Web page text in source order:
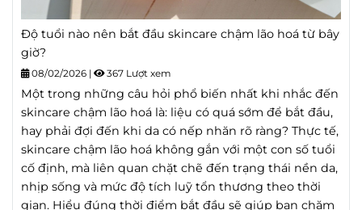
Độ tuổi nào nên bắt đầu skincare chậm lão hoá từ bây
giờ?
08/02/2026 | 367 Lượt xem
Một trong những câu hỏi phổ biến nhất khi nhắc đến
skincare chậm lão hoá là: liệu có quá sớm để bắt đầu,
hay phải đợi đến khi da có nếp nhăn rõ ràng? Thực tế,
skincare chậm lão hoá không gắn với một con số tuổi
cố định, mà liên quan chặt chẽ đến trạng thái nền da,
nhịp sống và mức độ tích luỹ tổn thương theo thời
gian. Hiểu đúng thời điểm bắt đầu sẽ giúp bạn chăm